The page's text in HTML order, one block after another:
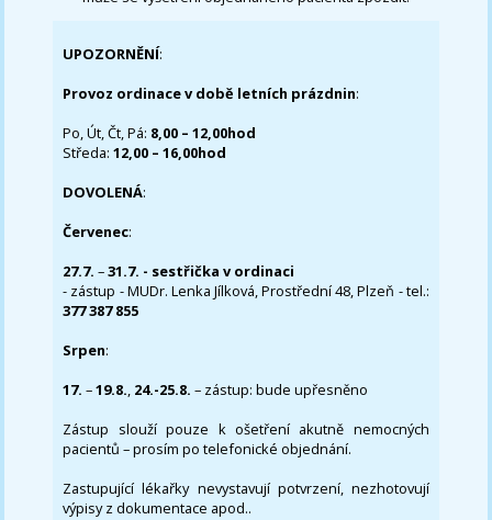
UPOZORNĚNÍ:
Provoz ordinace v době letních prázdnin:
Po, Út, Čt, Pá: 8,00 – 12,00hod
Středa:12,00 – 16,00hod
DOVOLENÁ:
Červenec:
27.7.–31.7. - sestřička v ordinaci
- zástup - MUDr. Lenka Jílková, Prostřední 48, Plzeň - tel.:
377 387 855
Srpen:
17. –19.8., 24.-25.8. – zástup: bude upřesněno
Zástup slouží pouze k ošetření akutně nemocných
pacientů – prosím po telefonické objednání.
Zastupující lékařky nevystavují potvrzení, nezhotovují
výpisy z dokumentace apod..